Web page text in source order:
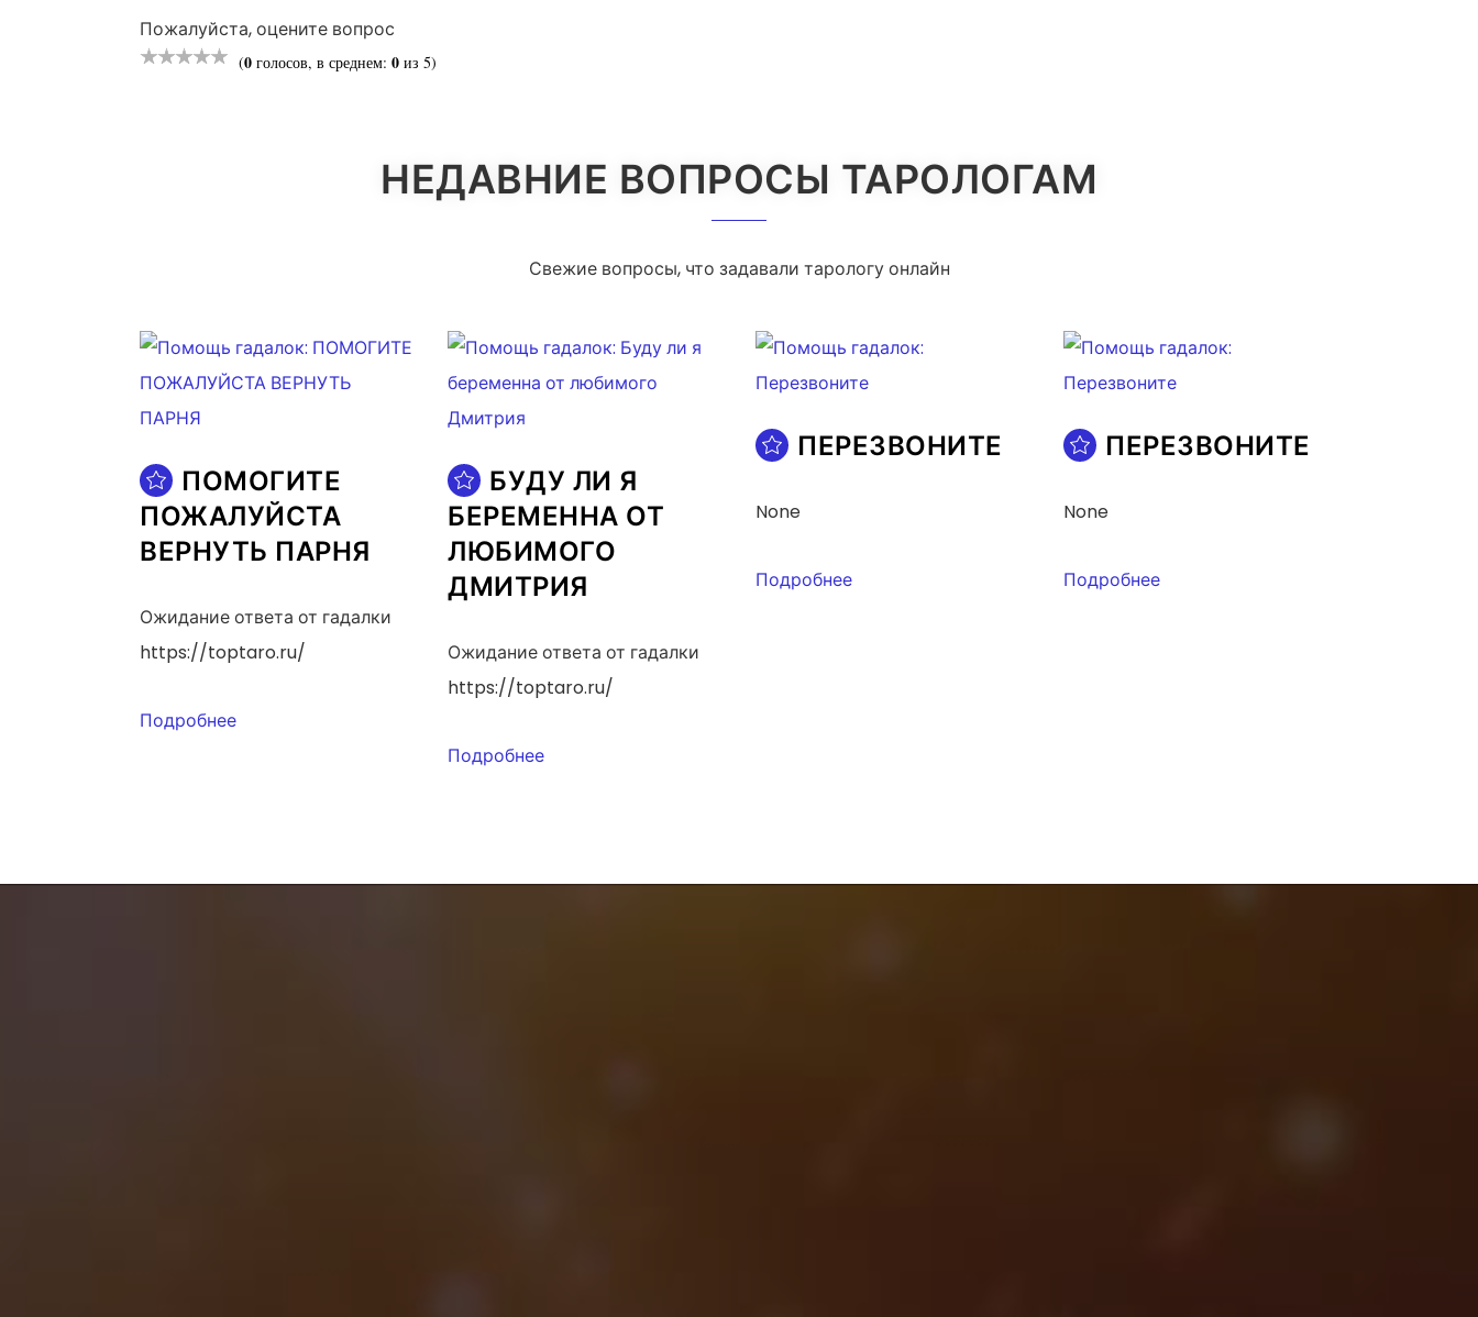
Пожалуйста, оцените вопрос
(0 голосов, в среднем: 0 из 5)
НЕДАВНИЕ ВОПРОСЫ ТАРОЛОГАМ
Свежие вопросы, что задавали тарологу онлайн
ПОМОГИТЕ
ПОЖАЛУЙСТА
ВЕРНУТЬ ПАРНЯ
Ожидание ответа от гадалки
https://toptaro.ru/
Подробнее
БУДУ ЛИ Я
БЕРЕМЕННА ОТ
ЛЮБИМОГО
ДМИТРИЯ
Ожидание ответа от гадалки
https://toptaro.ru/
Подробнее
ПЕРЕЗВОНИТЕ
None
Подробнее
ПЕРЕЗВОНИТЕ
None
Подробнее